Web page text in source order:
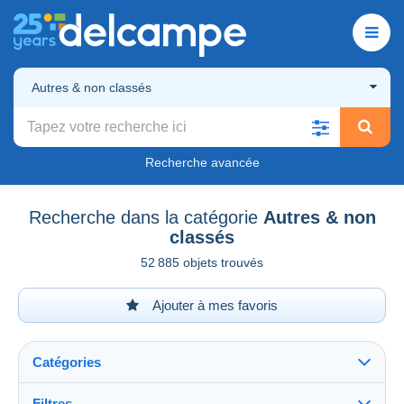
Autres & non classés
Recherche avancée
Recherche dans la catégorie Autres & non
classés
52 885 objets trouvés
Ajouter à mes favoris
Catégories